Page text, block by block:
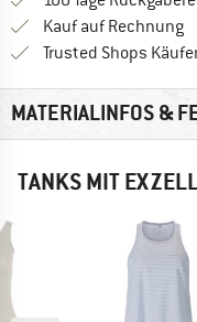
Kauf auf Rechnung
Trusted Shops
MATERIALINFOS &
TANKS MIT